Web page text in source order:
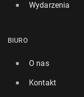
Wydarzenia
BIURO
O nas
Kontakt